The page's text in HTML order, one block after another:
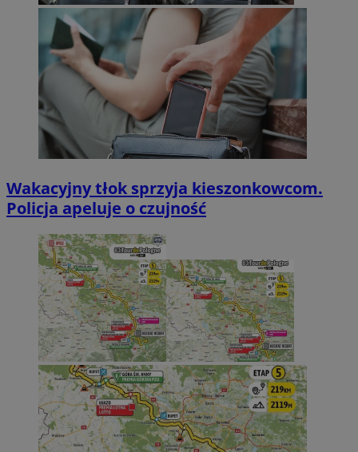
Wakacyjny tłok sprzyja kieszonkowcom.
Policja apeluje o czujność